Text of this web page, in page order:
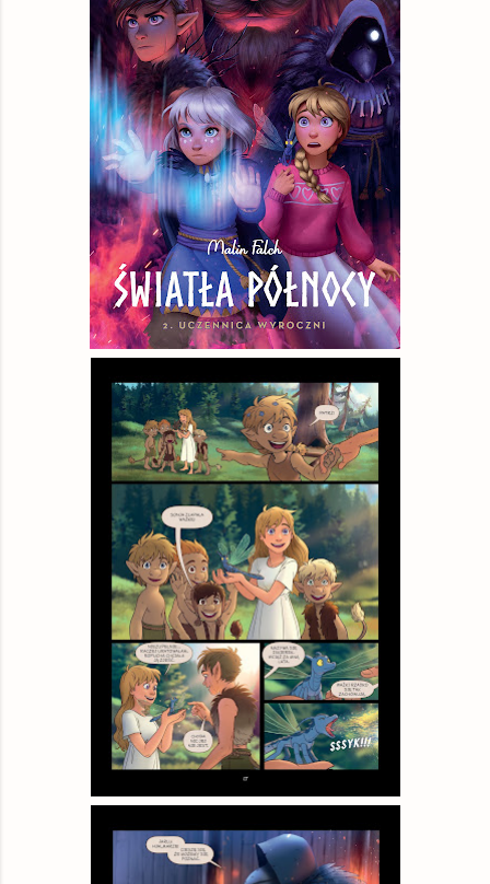
czytam.pl
książka
31,95 zł
booktime.pl
książka
32,96 zł
swiatksiazki.pl
książka
33,50 zł
Empik
książka
33,99 zł
Woblink.com książka 38,24 zł